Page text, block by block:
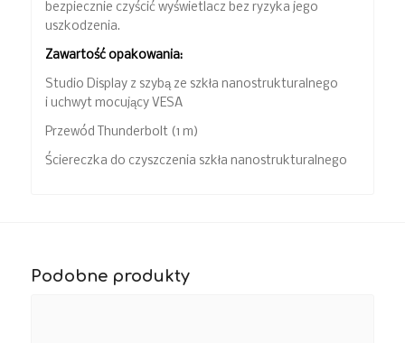
bezpiecznie czyścić wyświetlacz bez ryzyka jego
uszkodzenia.
Zawartość opakowania:
Studio Display z szybą ze szkła nanostrukturalnego
i uchwyt mocujący VESA
Przewód Thunderbolt (1 m)
Ściereczka do czyszczenia szkła nanostrukturalnego
Podobne produkty